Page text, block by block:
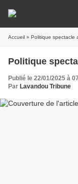
Accueil » Politique spectacle
Politique
Publié le 22/01/2025 à
Par Lavandou Tribune